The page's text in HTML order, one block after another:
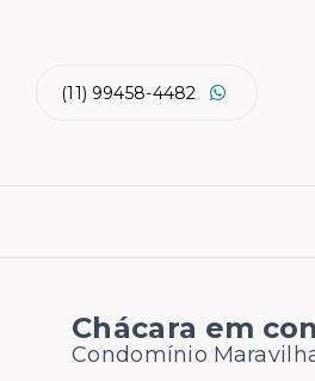
(11) 99458-4482
Chácara em
Condomínio